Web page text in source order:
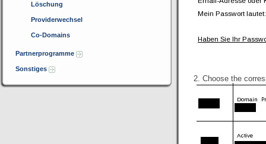
Löschung
Providerwechsel
Co-Domains
Partnerprogramme
Sonstiges
2. Choose the